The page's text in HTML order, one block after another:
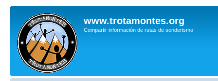
www.trotamontes.org
Compartir información de rutas de senderismo